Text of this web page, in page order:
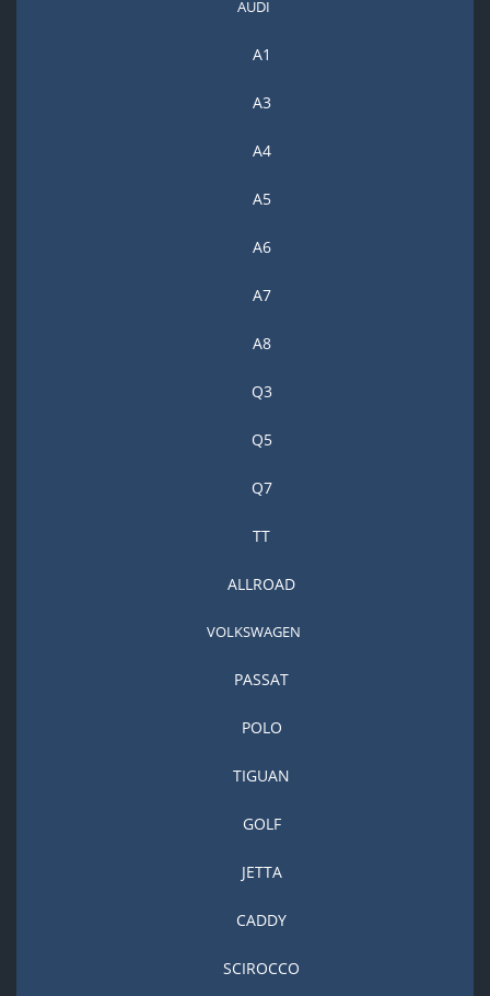
AUDI
A1
A3
A4
A5
А6
A7
A8
Q3
Q5
Q7
TT
ALLROAD
VOLKSWAGEN
PASSAT
POLO
TIGUAN
GOLF
JETTA
CADDY
SCIROCCO